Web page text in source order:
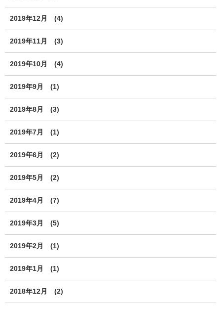
2019年12月 (4)
2019年11月 (3)
2019年10月 (4)
2019年9月 (1)
2019年8月 (3)
2019年7月 (1)
2019年6月 (2)
2019年5月 (2)
2019年4月 (7)
2019年3月 (5)
2019年2月 (1)
2019年1月 (1)
2018年12月 (2)